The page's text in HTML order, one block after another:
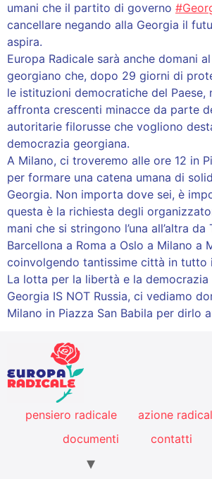
umani che il partito di governo
cancellare negando alla Georgia il
aspira.
Europa Radicale sarà anche domani
georgiano che, dopo 29 giorni di
le istituzioni democratiche del Paese,
affronta crescenti minacce da parte
autoritarie filorusse che vogliono
democrazia georgiana.
A Milano, ci troveremo alle ore 12 in
per formare una catena umana di
Georgia. Non importa dove sei, è
questa è la richiesta degli
mani che si stringono l’una all’altra da
Barcellona a Roma a Oslo a Milano a
coinvolgendo tantissime città in tutto
La lotta per la libertà e la democrazia
Georgia IS NOT Russia, ci vediamo
Milano in Piazza San Babila per dirlo
pensiero radicale azione
documenti
contatti